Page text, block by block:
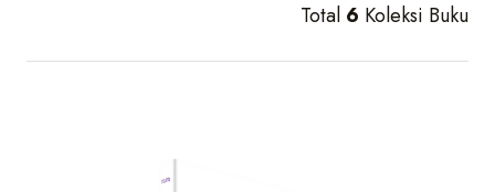
Total 6 Koleksi Buku